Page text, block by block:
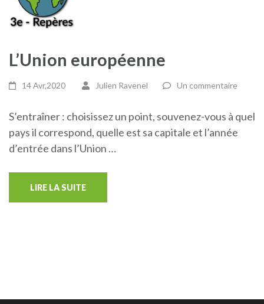
L’Union européenne
14 Avr,2020 Julien Ravenel Un commentaire
S’entraîner : choisissez un point, souvenez-vous à quel
pays il correspond, quelle est sa capitale et l’année
d’entrée dans l’Union …
LIRE LA SUITE